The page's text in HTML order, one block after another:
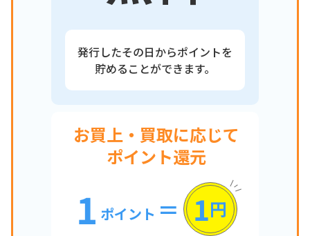
発行したその日からポイントを
貯めることができます。
お買上・買取に応じて
ポイント還元
1 ポイント ＝ 1円